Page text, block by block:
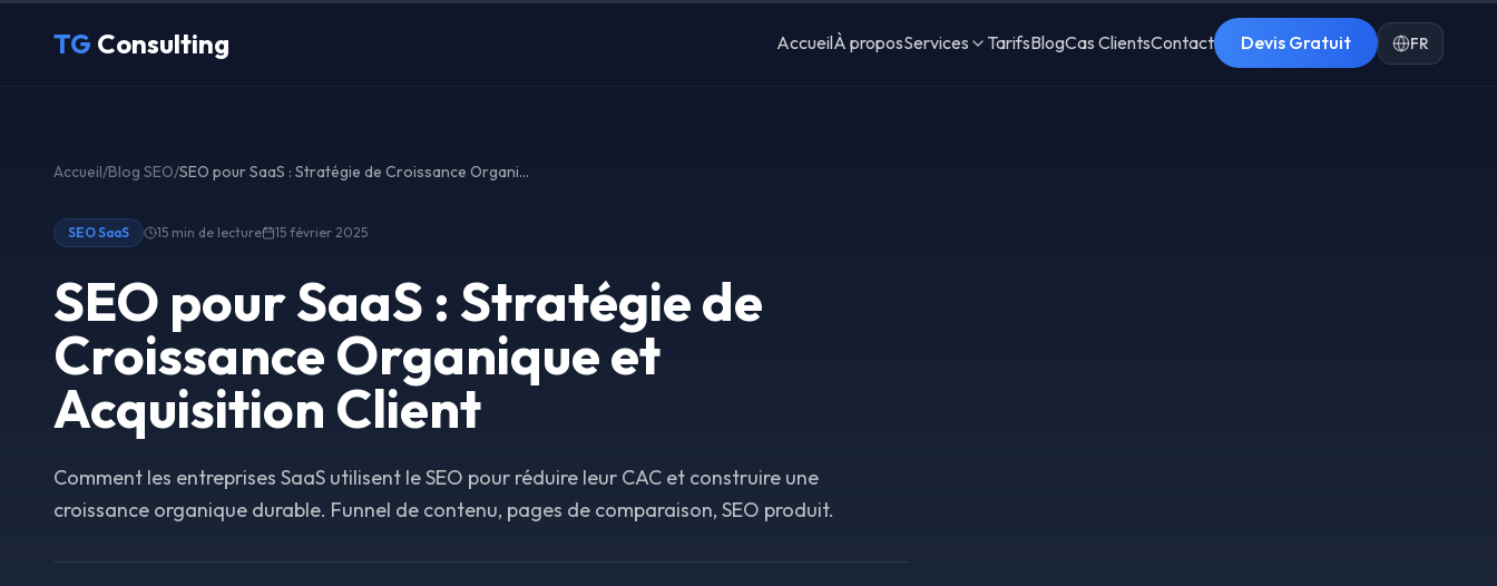
TG Consulting AccueilÀ proposServices TarifsBlogCas ClientsContact Devis Gratuit FR
Accueil/Blog SEO/ SEO pour SaaS : Stratégie de Croissance Organique et Acquisition Client
SEO SaaS 15 min de lecture 15 février 2025
SEO pour SaaS : Stratégie de
Croissance Organique et
Acquisition Client
Comment les entreprises SaaS utilisent le SEO pour réduire leur CAC et construire une
croissance organique durable. Funnel de contenu, pages de comparaison, SEO produit.